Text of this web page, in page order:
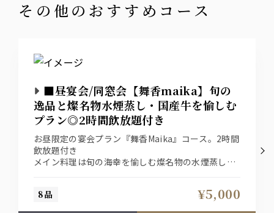
その他のおすすめコース
■昼宴会/同窓会【舞香maika】旬の
逸品と燦名物水煙蒸し・国産牛を愉しむ
プラン◎2時間飲放題付き
お昼限定の宴会プラン『舞香Maika』コース。2時間
飲放題付き
メイン料理は旬の海幸を愉しむ燦名物の水煙蒸しと
利用下さいませ。
8品 ¥5,000